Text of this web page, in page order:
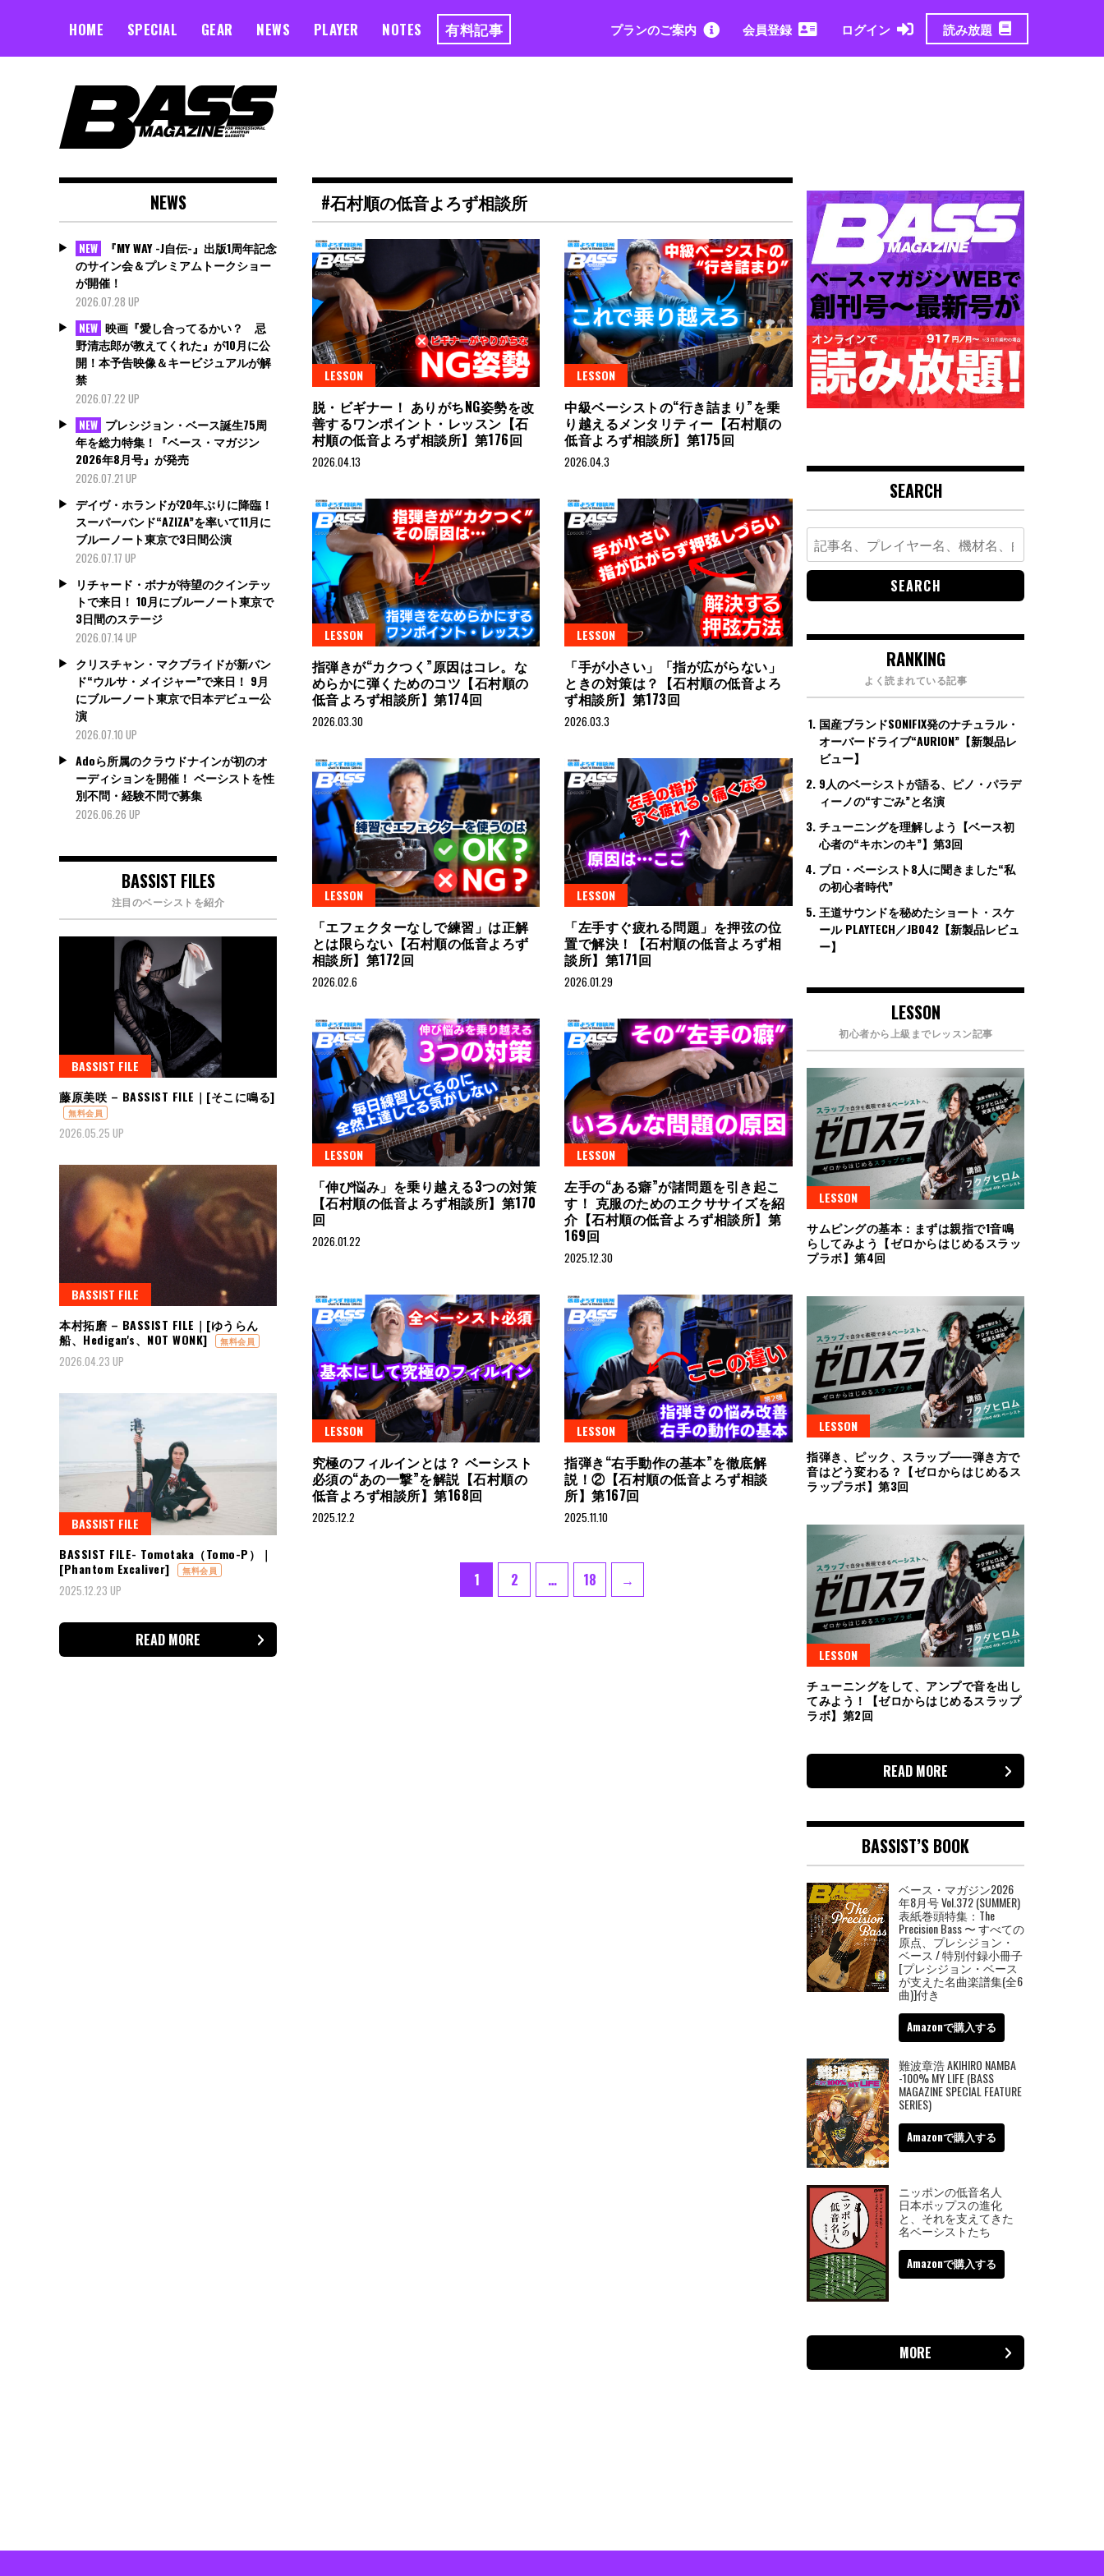
HOME SPECIAL GEAR NEWS PLAYER NOTES 有料記事 プランのご案内 会員登録 ログイン 読み放題
#石村順の低音よろず相談所
LESSON
脱・ビギナー！ ありがちNG姿勢を改
善するワンポイント・レッスン【石
村順の低音よろず相談所】第176回
2026.04.13
LESSON
中級ベーシストの“行き詰まり”を乗
り越えるメンタリティー【石村順の
低音よろず相談所】第175回
2026.04.3
LESSON
指弾きが“カクつく”原因はコレ。な
めらかに弾くためのコツ【石村順の
低音よろず相談所】第174回
2026.03.30
LESSON
「手が小さい」「指が広がらない」
ときの対策は？【石村順の低音よろ
ず相談所】第173回
2026.03.3
LESSON
「エフェクターなしで練習」は正解
とは限らない【石村順の低音よろず
相談所】第172回
2026.02.6
LESSON
「左手すぐ疲れる問題」を押弦の位
置で解決！【石村順の低音よろず相
談所】第171回
2026.01.29
LESSON
「伸び悩み」を乗り越える3つの対策
【石村順の低音よろず相談所】第170
回
2026.01.22
LESSON
左手の“ある癖”が諸問題を引き起こ
す！ 克服のためのエクササイズを紹
介【石村順の低音よろず相談所】第
169回
2025.12.30
LESSON
究極のフィルインとは？ ベーシスト
必須の“あの一撃”を解説【石村順の
低音よろず相談所】第168回
2025.12.2
LESSON
指弾き“右手動作の基本”を徹底解
説！②【石村順の低音よろず相談
所】第167回
2025.11.10
Page
1 Page
2 … Page
18 →
NEWS
NEW
『MY WAY -J自伝-』出版1周年記念
のサイン会＆プレミアムトークショー
が開催！
2026.07.28 UP
NEW 映画『愛し合ってるかい？ 忌
野清志郎が教えてくれた』が10月に公
開！本予告映像＆キービジュアルが解
禁
2026.07.22 UP
NEW プレシジョン・ベース誕生75周
年を総力特集！『ベース・マガジン
2026年8月号』が発売
2026.07.21 UP
デイヴ・ホランドが20年ぶりに降臨！
スーパーバンド“AZIZA”を率いて11月に
ブルーノート東京で3日間公演
2026.07.17 UP
リチャード・ボナが待望のクインテッ
トで来日！ 10月にブルーノート東京で
3日間のステージ
2026.07.14 UP
クリスチャン・マクブライドが新バン
ド“ウルサ・メイジャー”で来日！ 9月
にブルーノート東京で日本デビュー公
演
2026.07.10 UP
Adoら所属のクラウドナインが初のオ
ーディションを開催！ ベーシストを性
別不問・経験不問で募集
2026.06.26 UP
BASSIST FILES
注目のベーシストを紹介
BASSIST FILE
藤原美咲 – BASSIST FILE｜[そこに鳴る]
無料会員
2026.05.25 UP
BASSIST FILE
本村拓磨 – BASSIST FILE｜[ゆうらん
船、Hedigan's、NOT WONK]
無料会員
2026.04.23 UP
BASSIST FILE
BASSIST FILE- Tomotaka（Tomo-P）｜
[Phantom Excaliver]
無料会員
2025.12.23 UP
READ MORE
SEARCH
Search
for:
RANKING
よく読まれている記事
国産ブランドSONIFIX発のナチュラル・
オーバードライブ“AURION”【新製品レ
ビュー】
9人のベーシストが語る、ピノ・パラデ
ィーノの“すごみ”と名演
チューニングを理解しよう【ベース初
心者の“キホンのキ”】第3回
プロ・ベーシスト8人に聞きました“私
の初心者時代”
王道サウンドを秘めたショート・スケ
ール PLAYTECH／JB042【新製品レビュ
ー】
LESSON
初心者から上級までレッスン記事
LESSON
サムピングの基本：まずは親指で1音鳴
らしてみよう【ゼロからはじめるスラッ
プラボ】第4回
LESSON
指弾き、ピック、スラップ⸺弾き方で
音はどう変わる？【ゼロからはじめるス
ラップラボ】第3回
LESSON
チューニングをして、アンプで音を出し
てみよう！【ゼロからはじめるスラップ
ラボ】第2回
READ MORE
BASSIST’S BOOK
ベース・マガジン2026
年8月号 Vol.372 (SUMMER)
表紙巻頭特集：The
Precision Bass 〜 すべての
原点、プレシジョン・
ベース / 特別付録小冊子
[プレシジョン・ベース
が支えた名曲楽譜集(全6
曲)]付き
Amazonで購入する
難波章浩 AKIHIRO NAMBA
-100% MY LIFE (BASS
MAGAZINE SPECIAL FEATURE
SERIES)
Amazonで購入する
ニッポンの低音名人
日本ポップスの進化
と、それを支えてきた
名ベーシストたち
Amazonで購入する
MORE